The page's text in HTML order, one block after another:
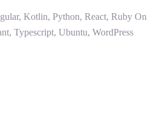
Kotlin, Python, React, Ruby On
Typescript, Ubuntu, WordPress